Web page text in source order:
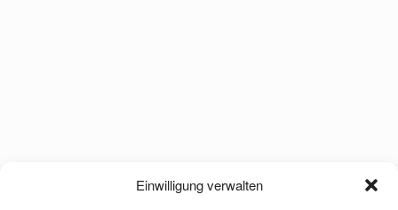
Einwilligung verwalten